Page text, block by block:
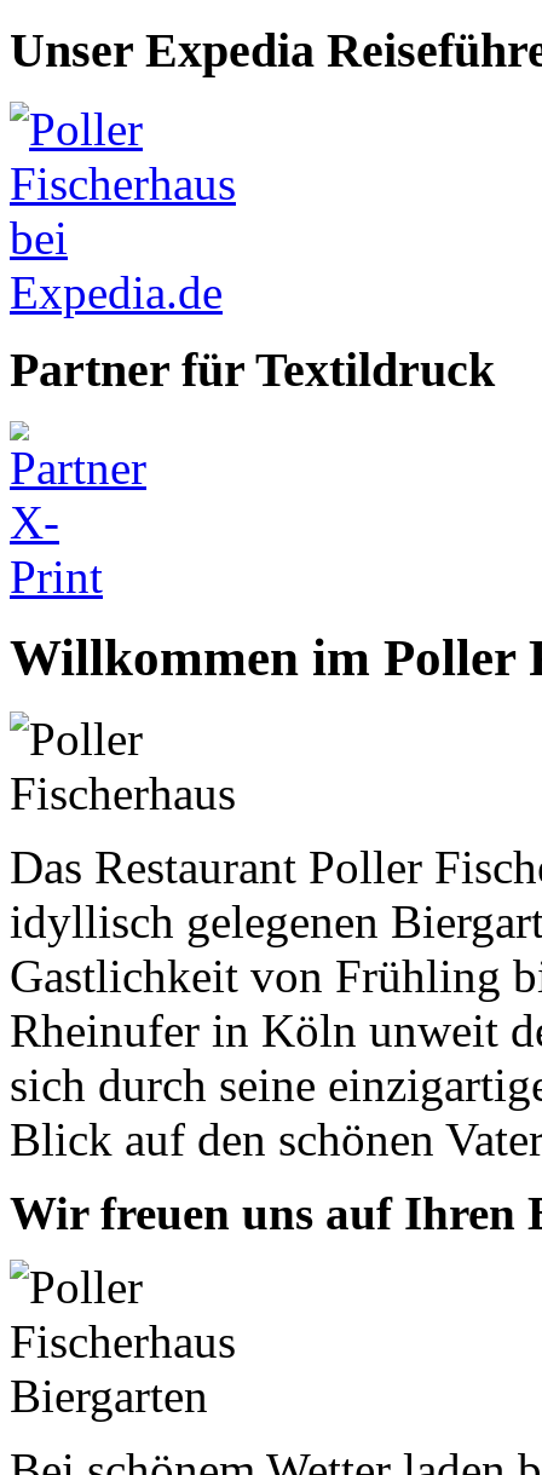
Unser Expedia
Partner für Textildruck
Willkommen im Poller
Das Restaurant Poller
idyllisch gelegenen
Gastlichkeit von Frühling
Rheinufer in Köln unweit
sich durch seine
Blick auf den schönen
Wir freuen uns auf Ihren